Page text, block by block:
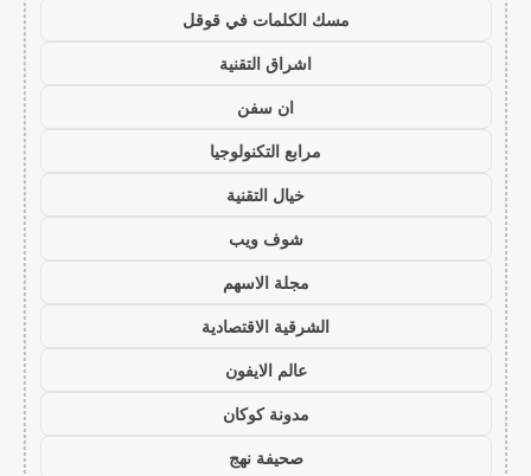
مسك الكلمات في قوقل
اشراق التقنية
ان سفن
مرابع التكنولوجيا
خيال التقنية
شوف ويب
مجلة الاسهم
الشرقية الاقتصادية
عالم الايفون
مدونة كوكان
صحيفة نهج